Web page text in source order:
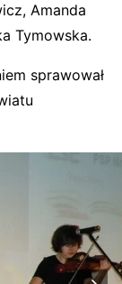
Amanda
Tymowska.
sprawował